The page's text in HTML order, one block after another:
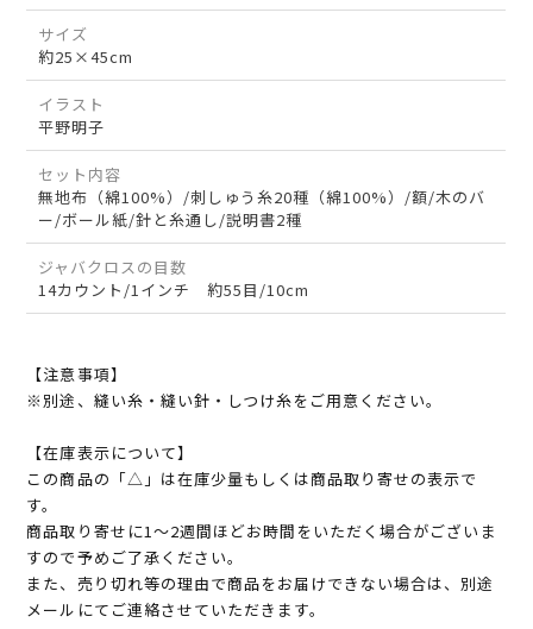
サイズ
約25×45cm
イラスト
平野明子
セット内容
無地布（綿100%）/刺しゅう糸20種（綿100%）/額/木のバ
ー/ボール紙/針と糸通し/説明書2種
ジャバクロスの目数
14カウント/1インチ 約55目/10cm
【注意事項】
※別途、縫い糸・縫い針・しつけ糸をご用意ください。
【在庫表示について】
この商品の「△」は在庫少量もしくは商品取り寄せの表示で
す。
商品取り寄せに1～2週間ほどお時間をいただく場合がございま
すので予めご了承ください。
また、売り切れ等の理由で商品をお届けできない場合は、別途
メールにてご連絡させていただきます。